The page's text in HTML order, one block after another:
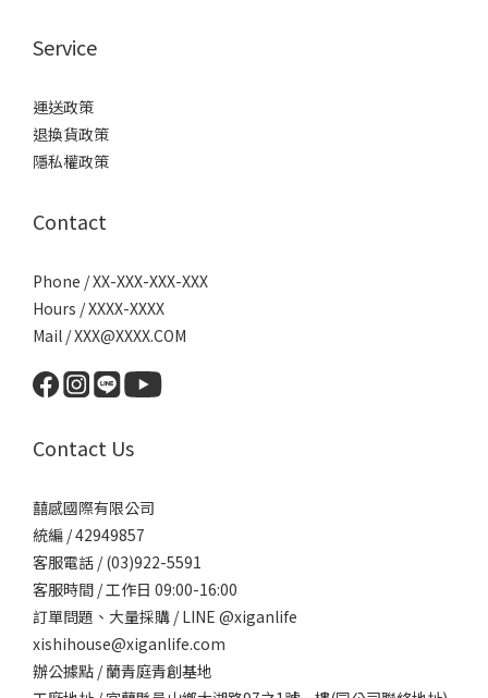
Service
運送政策
退換貨政策
隱私權政策
Contact
Phone / XX-XXX-XXX-XXX
Hours / XXXX-XXXX
Mail / XXX@XXXX.COM
Contact Us
囍感國際有限公司
統編 / 42949857
客服電話 / (03)922-5591
客服時間 / 工作日 09:00-16:00
訂單問題、大量採購 / LINE @xiganlife
xishihouse@xiganlife.com
辦公據點 / 蘭青庭青創基地